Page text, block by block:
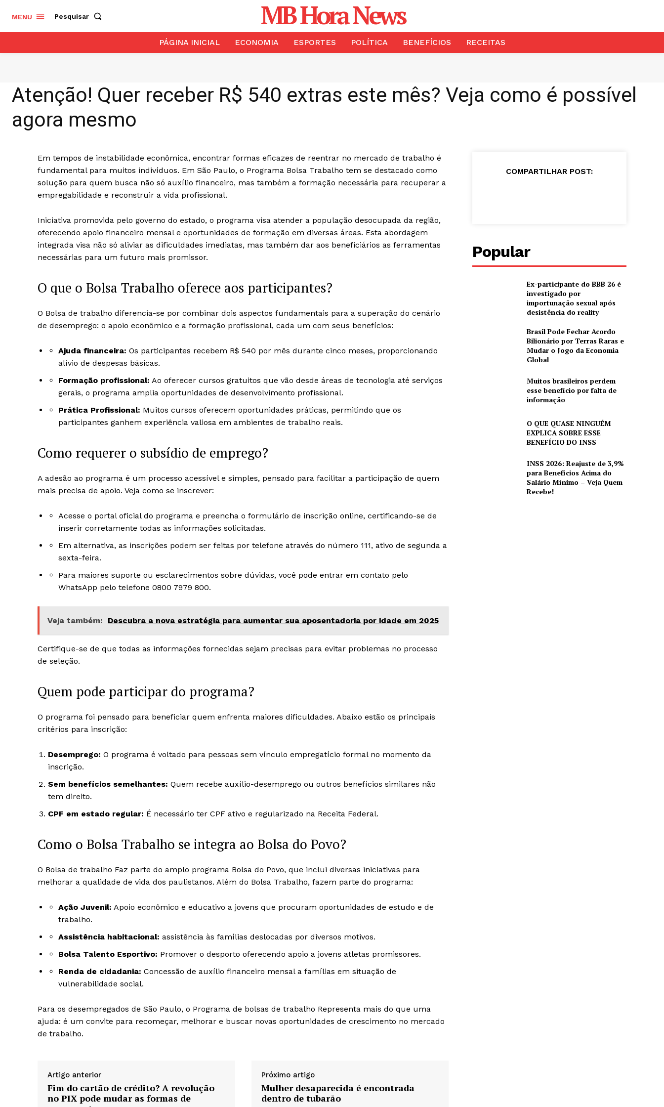
MENU Pesquisar MB Hora News
PÁGINA INICIAL ECONOMIA ESPORTES POLÍTICA BENEFÍCIOS RECEITAS
Atenção! Quer receber R$ 540 extras este mês? Veja como é possível
agora mesmo
Em tempos de instabilidade econômica, encontrar formas eficazes de reentrar no mercado de trabalho é
fundamental para muitos indivíduos. Em São Paulo, o Programa Bolsa Trabalho tem se destacado como
solução para quem busca não só auxílio financeiro, mas também a formação necessária para recuperar a
empregabilidade e reconstruir a vida profissional.
Iniciativa promovida pelo governo do estado, o programa visa atender a população desocupada da região,
oferecendo apoio financeiro mensal e oportunidades de formação em diversas áreas. Esta abordagem
integrada visa não só aliviar as dificuldades imediatas, mas também dar aos beneficiários as ferramentas
necessárias para um futuro mais promissor.
O que o Bolsa Trabalho oferece aos participantes?
O Bolsa de trabalho diferencia-se por combinar dois aspectos fundamentais para a superação do cenário
de desemprego: o apoio econômico e a formação profissional, cada um com seus benefícios:
Ajuda financeira: Os participantes recebem R$ 540 por mês durante cinco meses, proporcionando
alívio de despesas básicas.
Formação profissional: Ao oferecer cursos gratuitos que vão desde áreas de tecnologia até serviços
gerais, o programa amplia oportunidades de desenvolvimento profissional.
Prática Profissional: Muitos cursos oferecem oportunidades práticas, permitindo que os
participantes ganhem experiência valiosa em ambientes de trabalho reais.
Como requerer o subsídio de emprego?
A adesão ao programa é um processo acessível e simples, pensado para facilitar a participação de quem
mais precisa de apoio. Veja como se inscrever:
Acesse o portal oficial do programa e preencha o formulário de inscrição online, certificando-se de
inserir corretamente todas as informações solicitadas.
Em alternativa, as inscrições podem ser feitas por telefone através do número 111, ativo de segunda a
sexta-feira.
Para maiores suporte ou esclarecimentos sobre dúvidas, você pode entrar em contato pelo
WhatsApp pelo telefone 0800 7979 800.
Veja também: Descubra a nova estratégia para aumentar sua aposentadoria por idade em 2025
Certifique-se de que todas as informações fornecidas sejam precisas para evitar problemas no processo
de seleção.
Quem pode participar do programa?
O programa foi pensado para beneficiar quem enfrenta maiores dificuldades. Abaixo estão os principais
critérios para inscrição:
Desemprego: O programa é voltado para pessoas sem vínculo empregatício formal no momento da
inscrição.
Sem benefícios semelhantes: Quem recebe auxílio-desemprego ou outros benefícios similares não
tem direito.
CPF em estado regular: É necessário ter CPF ativo e regularizado na Receita Federal.
Como o Bolsa Trabalho se integra ao Bolsa do Povo?
O Bolsa de trabalho Faz parte do amplo programa Bolsa do Povo, que inclui diversas iniciativas para
melhorar a qualidade de vida dos paulistanos. Além do Bolsa Trabalho, fazem parte do programa:
Ação Juvenil: Apoio econômico e educativo a jovens que procuram oportunidades de estudo e de
trabalho.
Assistência habitacional: assistência às famílias deslocadas por diversos motivos.
Bolsa Talento Esportivo: Promover o desporto oferecendo apoio a jovens atletas promissores.
Renda de cidadania: Concessão de auxílio financeiro mensal a famílias em situação de
vulnerabilidade social.
Para os desempregados de São Paulo, o Programa de bolsas de trabalho Representa mais do que uma
ajuda: é um convite para recomeçar, melhorar e buscar novas oportunidades de crescimento no mercado
de trabalho.
Artigo anterior
Fim do cartão de crédito? A revolução
no PIX pode mudar as formas de
Próximo artigo
Mulher desaparecida é encontrada
dentro de tubarão
COMPARTILHAR POST:
Popular
Ex-participante do BBB 26 é
investigado por
importunação sexual após
desistência do reality
Brasil Pode Fechar Acordo
Bilionário por Terras Raras e
Mudar o Jogo da Economia
Global
Muitos brasileiros perdem
esse benefício por falta de
informação
O QUE QUASE NINGUÉM
EXPLICA SOBRE ESSE
BENEFÍCIO DO INSS
INSS 2026: Reajuste de 3,9%
para Benefícios Acima do
Salário Mínimo – Veja Quem
Recebe!